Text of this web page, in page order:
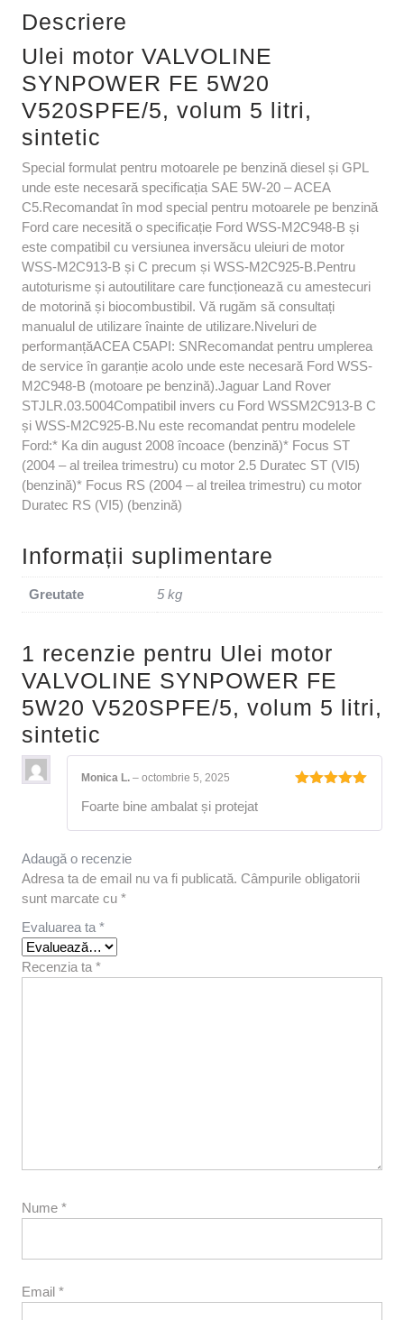
Descriere
Ulei motor VALVOLINE
SYNPOWER FE 5W20
V520SPFE/5, volum 5 litri,
sintetic
Special formulat pentru motoarele pe benzină diesel și GPL
unde este necesară specificația SAE 5W-20 – ACEA
C5.Recomandat în mod special pentru motoarele pe benzină
Ford care necesită o specificație Ford WSS-M2C948-B și
este compatibil cu versiunea inversăcu uleiuri de motor
WSS-M2C913-B și C precum și WSS-M2C925-B.Pentru
autoturisme și autoutilitare care funcționează cu amestecuri
de motorină și biocombustibil. Vă rugăm să consultați
manualul de utilizare înainte de utilizare.Niveluri de
performanțăACEA C5API: SNRecomandat pentru umplerea
de service în garanție acolo unde este necesară Ford WSS-
M2C948-B (motoare pe benzină).Jaguar Land Rover
STJLR.03.5004Compatibil invers cu Ford WSSM2C913-B C
și WSS-M2C925-B.Nu este recomandat pentru modelele
Ford:* Ka din august 2008 încoace (benzină)* Focus ST
(2004 – al treilea trimestru) cu motor 2.5 Duratec ST (VI5)
(benzină)* Focus RS (2004 – al treilea trimestru) cu motor
Duratec RS (VI5) (benzină)
Informații suplimentare
Greutate 5 kg
1 recenzie pentru Ulei motor
VALVOLINE SYNPOWER FE
5W20 V520SPFE/5, volum 5 litri,
sintetic
Monica L. – octombrie 5, 2025
Foarte bine ambalat și protejat
Adaugă o recenzie
Adresa ta de email nu va fi publicată. Câmpurile obligatorii
sunt marcate cu *
Evaluarea ta *
Recenzia ta *
Nume *
Email *